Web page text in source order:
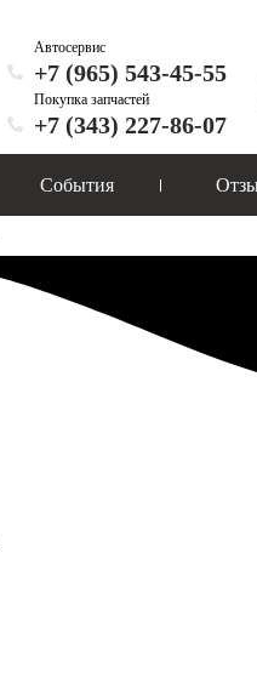
Автосервис
+7 (965) 543-45-55
Покупка запчастей
+7 (343) 227-86-07
События